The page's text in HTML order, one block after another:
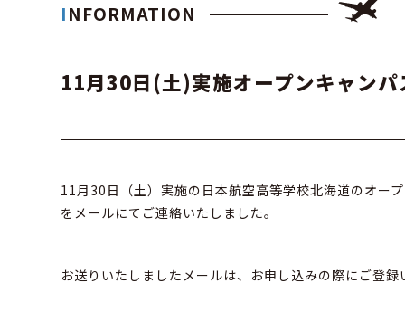
INFORMATION
11月30日(土)実施オープンキャン
11月30日（土）実施の日本航空高等学校北海道のオー
をメールにてご連絡いたしました。
お送りいたしましたメールは、お申し込みの際にご登